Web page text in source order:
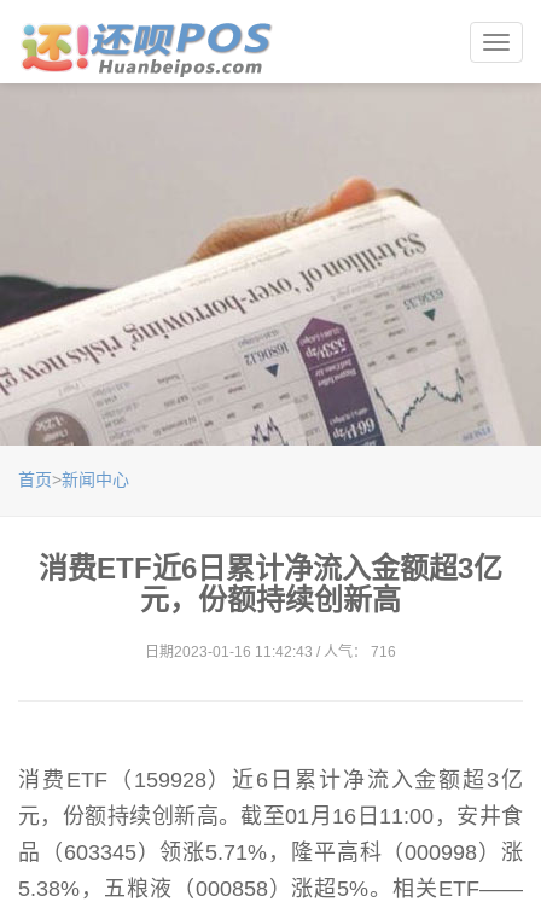
首页>新闻中心
消费ETF近6日累计净流入金额超3亿
元，份额持续创新高
日期2023-01-16 11:42:43 / 人气： 716
消费ETF（159928）近6日累计净流入金额超3亿
元，份额持续创新高。截至01月16日11:00，安井食
品（603345）领涨5.71%，隆平高科（000998）涨
5.38%，五粮液（000858）涨超5%。相关ETF——